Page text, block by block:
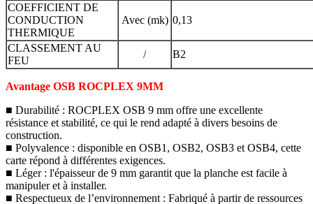
COEFFICIENT DE
CONDUCTION
THERMIQUE
Avec (mk) 0,13
CLASSEMENT AU
FEU
/ B2
Avantage OSB ROCPLEX 9MM
■ Durabilité : ROCPLEX OSB 9 mm offre une excellente
résistance et stabilité, ce qui le rend adapté à divers besoins de
construction.
■ Polyvalence : disponible en OSB1, OSB2, OSB3 et OSB4, cette
carte répond à différentes exigences.
■ Léger : l'épaisseur de 9 mm garantit que la planche est facile à
manipuler et à installer.
■ Respectueux de l’environnement : Fabriqué à partir de ressources